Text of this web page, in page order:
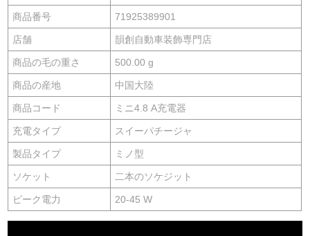
商品番号 71925389901
店舗 韻創自動車装飾専門店
商品の毛の重さ 500.00 g
商品の産地 中国大陸
商品コード ミニ4.8 A充電器
充電タイプ スイーパチージャ
製品タイプ ミノ型
ソケット 二本のソケジット
ピーク電力 20-45 W